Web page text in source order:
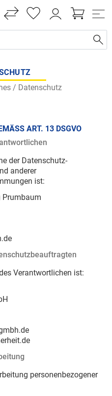
/ Datenschutz
ART. 13 DSGVO
der Datenschutz-
anderer
ist:
Prumbaum
Verantwortlichen ist:
personenbezogener